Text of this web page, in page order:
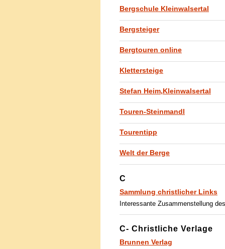
Bergschule Kleinwalsertal
Bergsteiger
Bergtouren online
Klettersteige
Stefan Heim,Kleinwalsertal
Touren-Steinmandl
Tourentipp
Welt der Berge
C
Sammlung christlicher Links
Interessante Zusammenstellung
C- Christliche Verlage
Brunnen Verlag